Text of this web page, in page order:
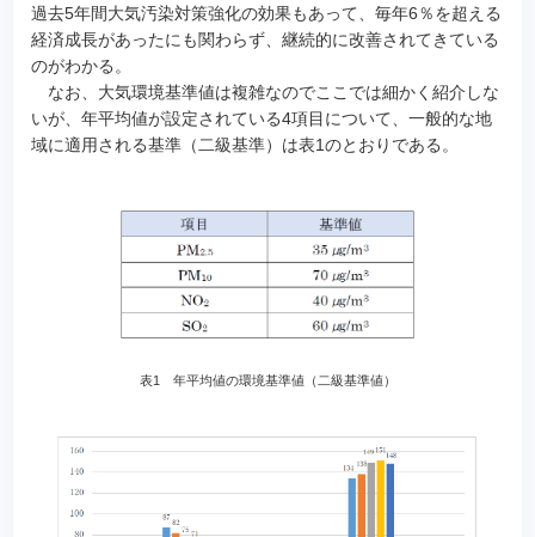
過去5年間大気汚染対策強化の効果もあって、毎年6％を超える
経済成長があったにも関わらず、継続的に改善されてきている
のがわかる。
なお、大気環境基準値は複雑なのでここでは細かく紹介しな
いが、年平均値が設定されている4項目について、一般的な地
域に適用される基準（二級基準）は表1のとおりである。
表1 年平均値の環境基準値（二級基準値）